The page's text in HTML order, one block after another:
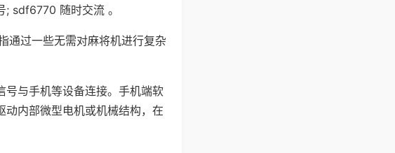
sdf6770 随时交流 。
通过一些无需对麻将机进行复杂
号与手机等设备连接。手机端软
内部微型电机或机械结构，在